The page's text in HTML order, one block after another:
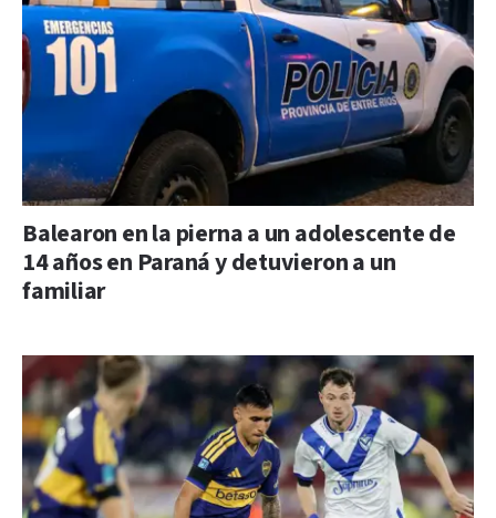
Balearon en la pierna a un adolescente de
14 años en Paraná y detuvieron a un
familiar